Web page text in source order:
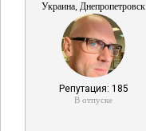
Украина, Днепропетровск
Репутация: 185
В отпуске